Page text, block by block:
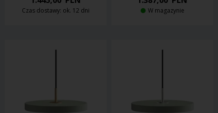
Czas dostawy: ok. 12 dni W magazynie